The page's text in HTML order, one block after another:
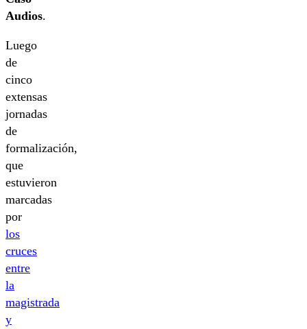
Audios.
Luego
de
cinco
extensas
jornadas
de
formalización,
que
estuvieron
marcadas
por
los
cruces
entre
la
magistrada
y